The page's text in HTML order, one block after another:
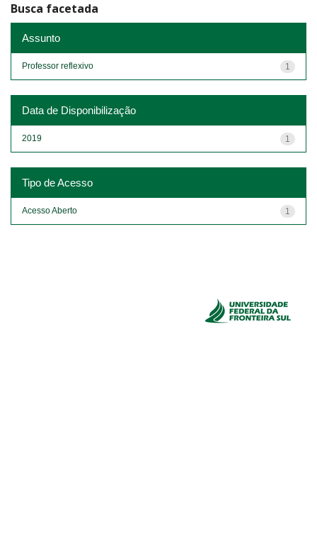
Busca facetada
Assunto
1
Professor reflexivo
Data de Disponibilização
1
2019
Tipo de Acesso
1
Acesso Aberto